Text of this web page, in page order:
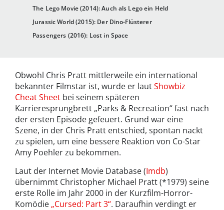
The Lego Movie (2014): Auch als Lego ein Held
Jurassic World (2015): Der Dino-Flüsterer
Passengers (2016): Lost in Space
Obwohl Chris Pratt mittlerweile ein international
bekannter Filmstar ist, wurde er lautShowbiz
Cheat Sheet bei seinem späteren
Karrieresprungbrett „Parks & Recreation“ fast nach
der ersten Episode gefeuert. Grund war eine
Szene, in der Chris Pratt entschied, spontan nackt
zu spielen, um eine bessere Reaktion von Co-Star
Amy Poehler zu bekommen.
Laut der Internet Movie Database (Imdb)
übernimmt Christopher Michael Pratt (*1979) seine
erste Rolle im Jahr 2000 in der Kurzfilm-Horror-
Komödie „Cursed: Part 3“. Daraufhin verdingt er